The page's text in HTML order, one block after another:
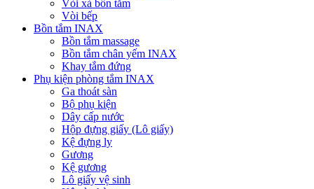
Vòi xả bồn tắm
Vòi bếp
Bồn tắm INAX
Bồn tắm massage
Bồn tắm chân yếm INAX
Khay tắm đứng
Phụ kiện phòng tắm INAX
Ga thoát sàn
Bộ phụ kiện
Dây cấp nước
Hộp đựng giấy (Lô giấy)
Kệ đựng ly
Gương
Kệ gương
Lô giấy vệ sinh